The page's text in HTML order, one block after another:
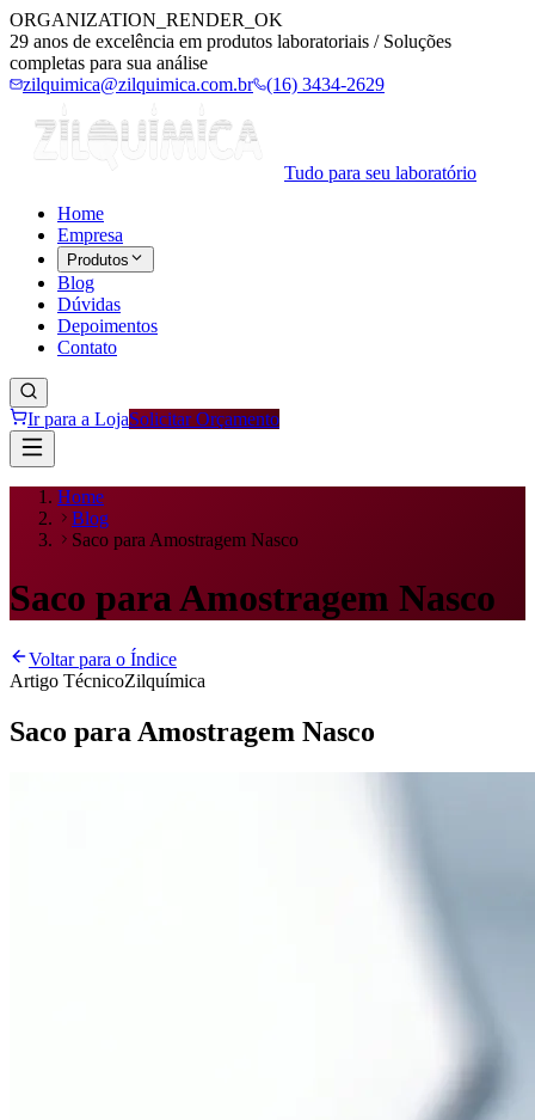
ORGANIZATION_RENDER_OK
29 anos de excelência em produtos laboratoriais / Soluções
completas para sua análise
zilquimica@zilquimica.com.br
(16) 3434-2629
Tudo para seu laboratório
Home
Empresa
Produtos
Blog
Dúvidas
Depoimentos
Contato
Ir para a LojaSolicitar Orçamento
Home
Blog
Saco para Amostragem Nasco
Saco para Amostragem Nasco
Voltar para o Índice
Artigo TécnicoZilquímica
Saco para Amostragem Nasco